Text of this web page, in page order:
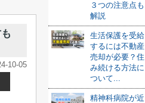
10-05
３つの注意点も
解説
生活保護を受給
するには不動産
売却が必要？住
み続ける方法に
ついて...
精神科病院が近